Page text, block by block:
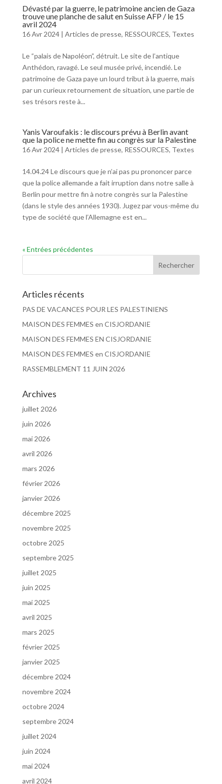
Dévasté par la guerre, le patrimoine ancien de Gaza
trouve une planche de salut en Suisse AFP / le 15
avril 2024
16 Avr 2024| Articles de presse, RESSOURCES, Textes
Le “palais de Napoléon”, détruit. Le site de l’antique
Anthédon, ravagé. Le seul musée privé, incendié. Le
patrimoine de Gaza paye un lourd tribut à la guerre, mais
par un curieux retournement de situation, une partie de
ses trésors reste à...
Yanis Varoufakis : le discours prévu à Berlin avant
que la police ne mette fin au congrès sur la Palestine
16 Avr 2024| Articles de presse, RESSOURCES, Textes
14.04.24 Le discours que je n’ai pas pu prononcer parce
que la police allemande a fait irruption dans notre salle à
Berlin pour mettre fin à notre congrès sur la Palestine
(dans le style des années 1930). Jugez par vous-même du
type de société que l’Allemagne est en...
« Entrées précédentes
Articles récents
PAS DE VACANCES POUR LES PALESTINIENS
MAISON DES FEMMES en CISJORDANIE
MAISON DES FEMMES EN CISJORDANIE
MAISON DES FEMMES en CISJORDANIE
RASSEMBLEMENT 11 JUIN 2026
Archives
juillet 2026
juin 2026
mai 2026
avril 2026
mars 2026
février 2026
janvier 2026
décembre 2025
novembre 2025
octobre 2025
septembre 2025
juillet 2025
juin 2025
mai 2025
avril 2025
mars 2025
février 2025
janvier 2025
décembre 2024
novembre 2024
octobre 2024
septembre 2024
juillet 2024
juin 2024
mai 2024
avril 2024